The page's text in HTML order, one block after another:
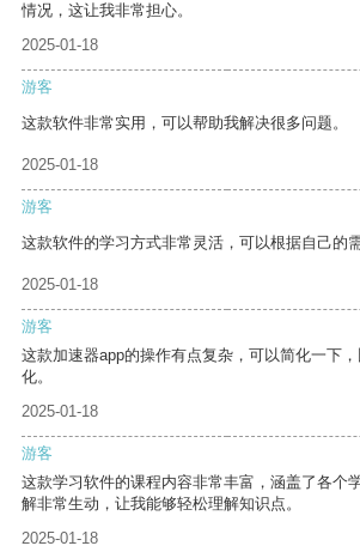
情况，这让我非常担心。
2025-01-18
游客
这款软件非常实用，可以帮助我解决很多问题。
2025-01-18
游客
这款软件的学习方式非常灵活，可以根据自己的
2025-01-18
游客
这款加速器app的操作有点复杂，可以简化一下
化。
2025-01-18
游客
这款学习软件的课程内容非常丰富，涵盖了各个
解非常生动，让我能够轻松理解知识点。
2025-01-18